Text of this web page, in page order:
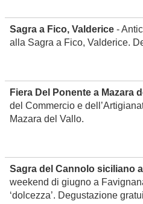
Sagra a Fico, Valderice -
alla Sagra a Fico, Valderice.
Fiera Del Ponente a Mazara
del Commercio e
Mazara del Vallo.
Sagra del Cannolo siciliano
weekend di giugno a
‘dolcezza’. Degustazione